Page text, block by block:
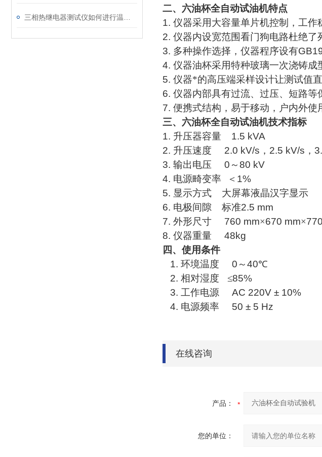
二、六油杯全自动试油机特点
1. 仪器采用大容量单片机控制，工作
2. 仪器内设宽范围看门狗电路杜绝了
3. 多种操作选择，仪器程序设有
4. 仪器油杯采用特种玻璃一次浇铸成
5. 仪器*的高压端采样设计让测试值
6. 仪器内部具有过流、过压、短路等
7. 便携式结构，易于移动，户内外使
三、六油杯全自动试油机技术指标
1. 升压器容量
1.5 kVA
2. 升压速度 2.0 kV/s ， 2.5 kV/s ，
3. 输出电压 0 ～80 kV
4. 电源畸变率 ＜ 1%
5. 显示方式
大屏幕液晶汉字显示
6. 电极间隙 标准2.5 mm
7. 外形尺寸 760 mm×670 mm×
8. 仪器重量
48kg
四、使用条件
1. 环境温度 0 ～40℃
2. 相对湿度 ≤85%
3. 工作电源
AC 220V ± 10%
4. 电源频率 50 ± 5 Hz
在线咨询
产品：
您的单位：